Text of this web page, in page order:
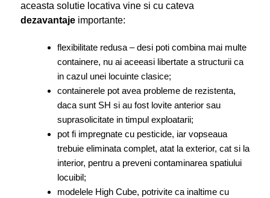
aceasta solutie locativa vine si cu cateva
dezavantaje importante:
flexibilitate redusa – desi poti combina mai multe
containere, nu ai aceeasi libertate a structurii ca
in cazul unei locuinte clasice;
containerele pot avea probleme de rezistenta,
daca sunt SH si au fost lovite anterior sau
suprasolicitate in timpul exploatarii;
pot fi impregnate cu pesticide, iar vopseaua
trebuie eliminata complet, atat la exterior, cat si la
interior, pentru a preveni contaminarea spatiului
locuibil;
modelele High Cube, potrivite ca inaltime cu